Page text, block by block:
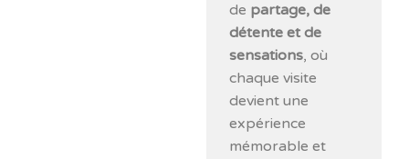
de partage, de
détente et de
sensations, où
chaque visite
devient une
expérience
mémorable et